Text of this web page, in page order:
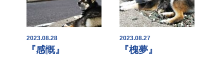
2023.08.28
『感慨』
2023.08.27
『槐夢』